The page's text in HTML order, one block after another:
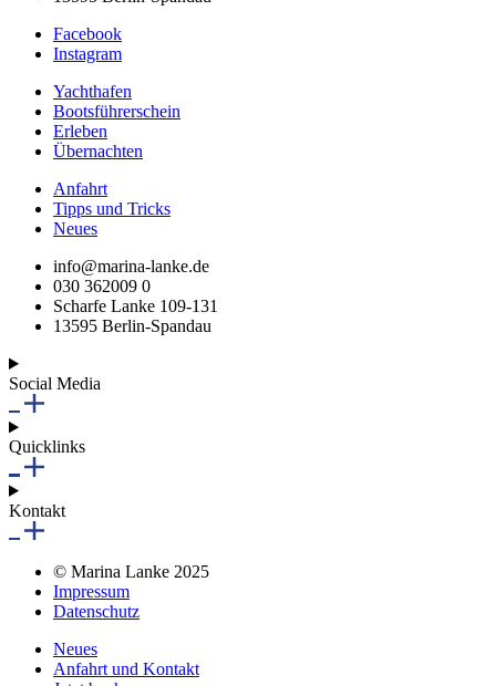
Facebook
Instagram
Yachthafen
Bootsführerschein
Erleben
Übernachten
Anfahrt
Tipps und Tricks
Neues
info@marina-lanke.de
030 362009 0
Scharfe Lanke 109-131
13595 Berlin-Spandau
Social Media
Quicklinks
Kontakt
© Marina Lanke 2025
Impressum
Datenschutz
Neues
Anfahrt und Kontakt